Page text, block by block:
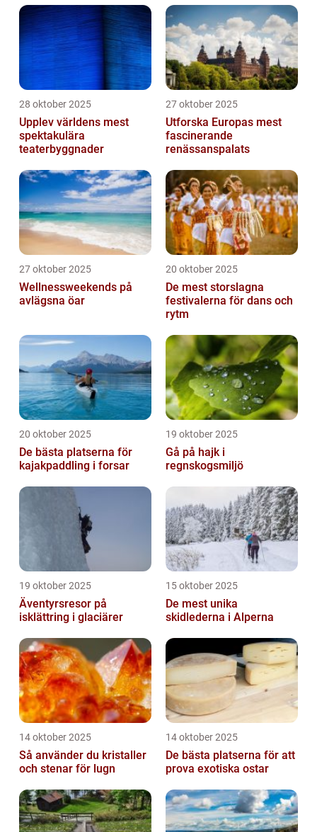
28 oktober 2025
Upplev världens mest
spektakulära
teaterbyggnader
27 oktober 2025
Utforska Europas mest
fascinerande
renässanspalats
27 oktober 2025
Wellnessweekends på
avlägsna öar
20 oktober 2025
De mest storslagna
festivalerna för dans och
rytm
20 oktober 2025
De bästa platserna för
kajakpaddling i forsar
19 oktober 2025
Gå på hajk i
regnskogsmiljö
19 oktober 2025
Äventyrsresor på
isklättring i glaciärer
15 oktober 2025
De mest unika
skidlederna i Alperna
14 oktober 2025
Så använder du kristaller
och stenar för lugn
14 oktober 2025
De bästa platserna för att
prova exotiska ostar